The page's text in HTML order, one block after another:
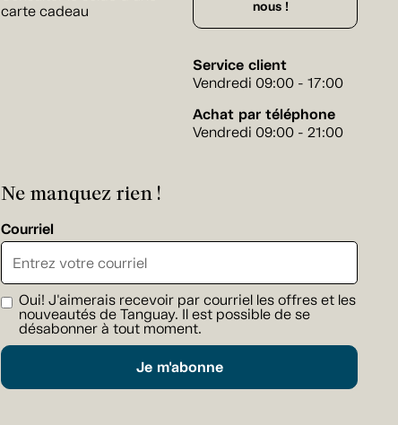
carte cadeau
nous !
Service client
Vendredi 09:00 - 17:00
Achat par téléphone
Vendredi 09:00 - 21:00
Ne manquez rien !
Courriel
Oui! J'aimerais recevoir par courriel les offres et les
nouveautés de Tanguay. Il est possible de se
désabonner à tout moment.
Je m'abonne